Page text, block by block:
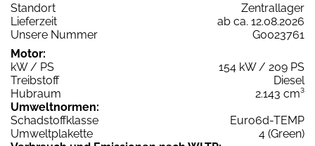
Standort
Zentrallager
Lieferzeit
ab ca. 12.08.2026
Unsere Nummer
G0023761
Motor:
kW / PS
154 kW / 209 PS
Treibstoff
Diesel
Hubraum
2.143 cm³
Umweltnormen:
Schadstoffklasse
Euro6d-TEMP
Umweltplakette
4 (Green)